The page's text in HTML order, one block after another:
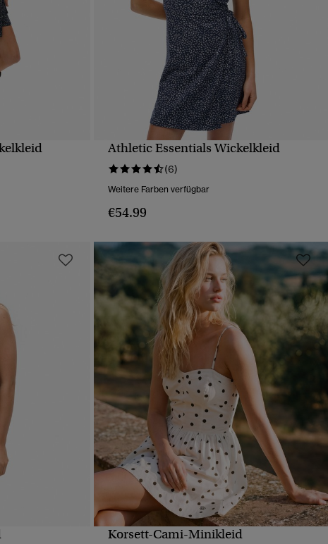
Athletic Essentials Wickelkleid
(6)
Weitere Farben verfügbar
€54.99
Korsett-Cami-Minikleid